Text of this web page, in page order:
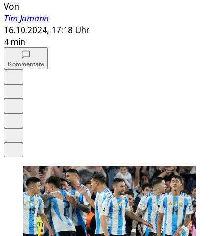
Von
Tim Jamann
16.10.2024, 17:18 Uhr
4 min
Kommentare